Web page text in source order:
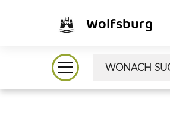
Wolfsburg